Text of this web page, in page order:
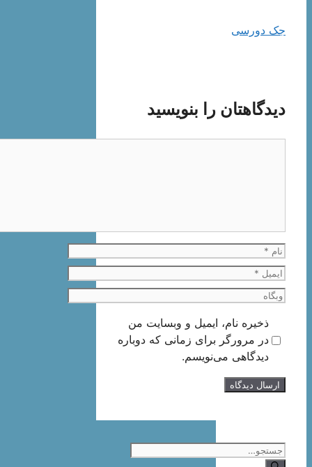
جک دورسی
دیدگاهتان را بنویسید
نام
ایمیل
وبگاه
ذخیره نام، ایمیل و وبسایت من
در مرورگر برای زمانی که دوباره
دیدگاهی می‌نویسم.
جستجوی